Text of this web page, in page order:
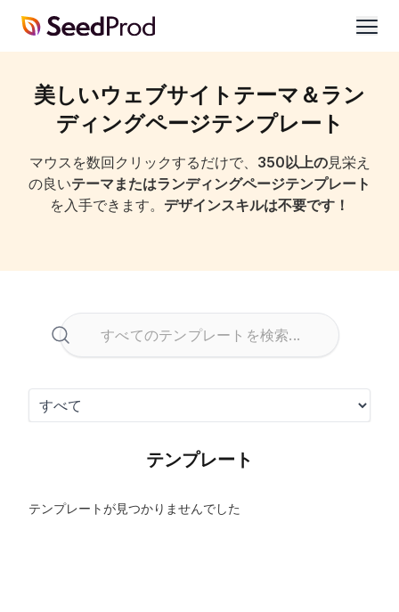
SeedProd
美しいウェブサイトテーマ＆ラン
ディングページテンプレート
マウスを数回クリックするだけで、 350以上の見栄え
の良いテーマまたはランディングページテンプレート
を入手できます。 デザインスキルは不要です！
テンプレート
テンプレートが見つかりませんでした